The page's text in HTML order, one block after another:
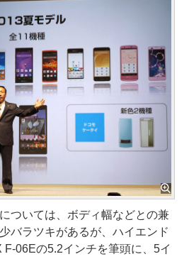
ついては、ボディ幅などとの兼
バラツキがあるが、ハイエンド
06Eの5.2インチを筆頭に、5イ